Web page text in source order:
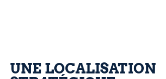
UNE LOCALISATION